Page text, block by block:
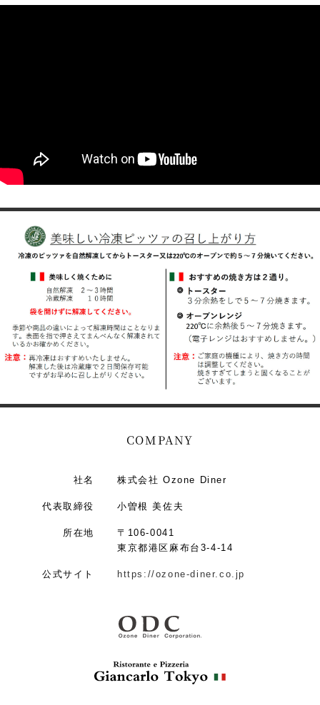
COMPANY
社名 株式会社 Ozone Diner
代表取締役 小曽根 美佐夫
所在地
〒106-0041
東京都港区麻布台3-4-14
公式サイト https://ozone-diner.co.jp